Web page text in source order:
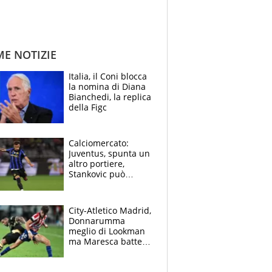
NOTIZIE
Italia, il Coni blocca
la nomina di Diana
Bianchedi, la replica
della Figc
Calciomercato:
Juventus, spunta un
altro portiere,
Stankovic può
Mls
City-Atletico Madrid,
Donnarumma
meglio di Lookman
ma Maresca batte